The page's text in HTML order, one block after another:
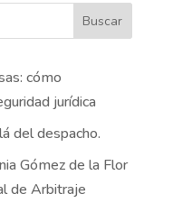
Buscar
cómo
jurídica
del despacho.
Gómez de la Flor
de Arbitraje